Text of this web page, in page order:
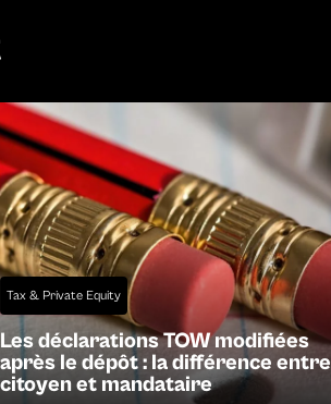
Tax & Private Equity
Les déclarations TOW modifiées
après le dépôt : la différence entre
citoyen et mandataire